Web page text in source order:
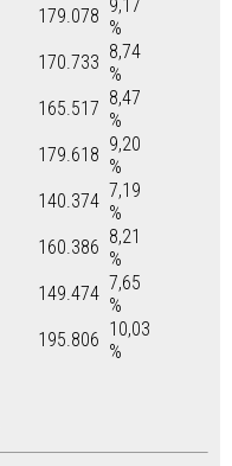
179.078 9,17
%
170.733 8,74
%
165.517 8,47
%
179.618 9,20
%
140.374 7,19
%
160.386 8,21
%
149.474 7,65
%
195.806 10,03
%